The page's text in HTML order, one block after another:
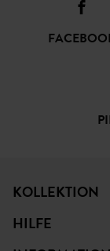
KOLLEKTION
HILFE